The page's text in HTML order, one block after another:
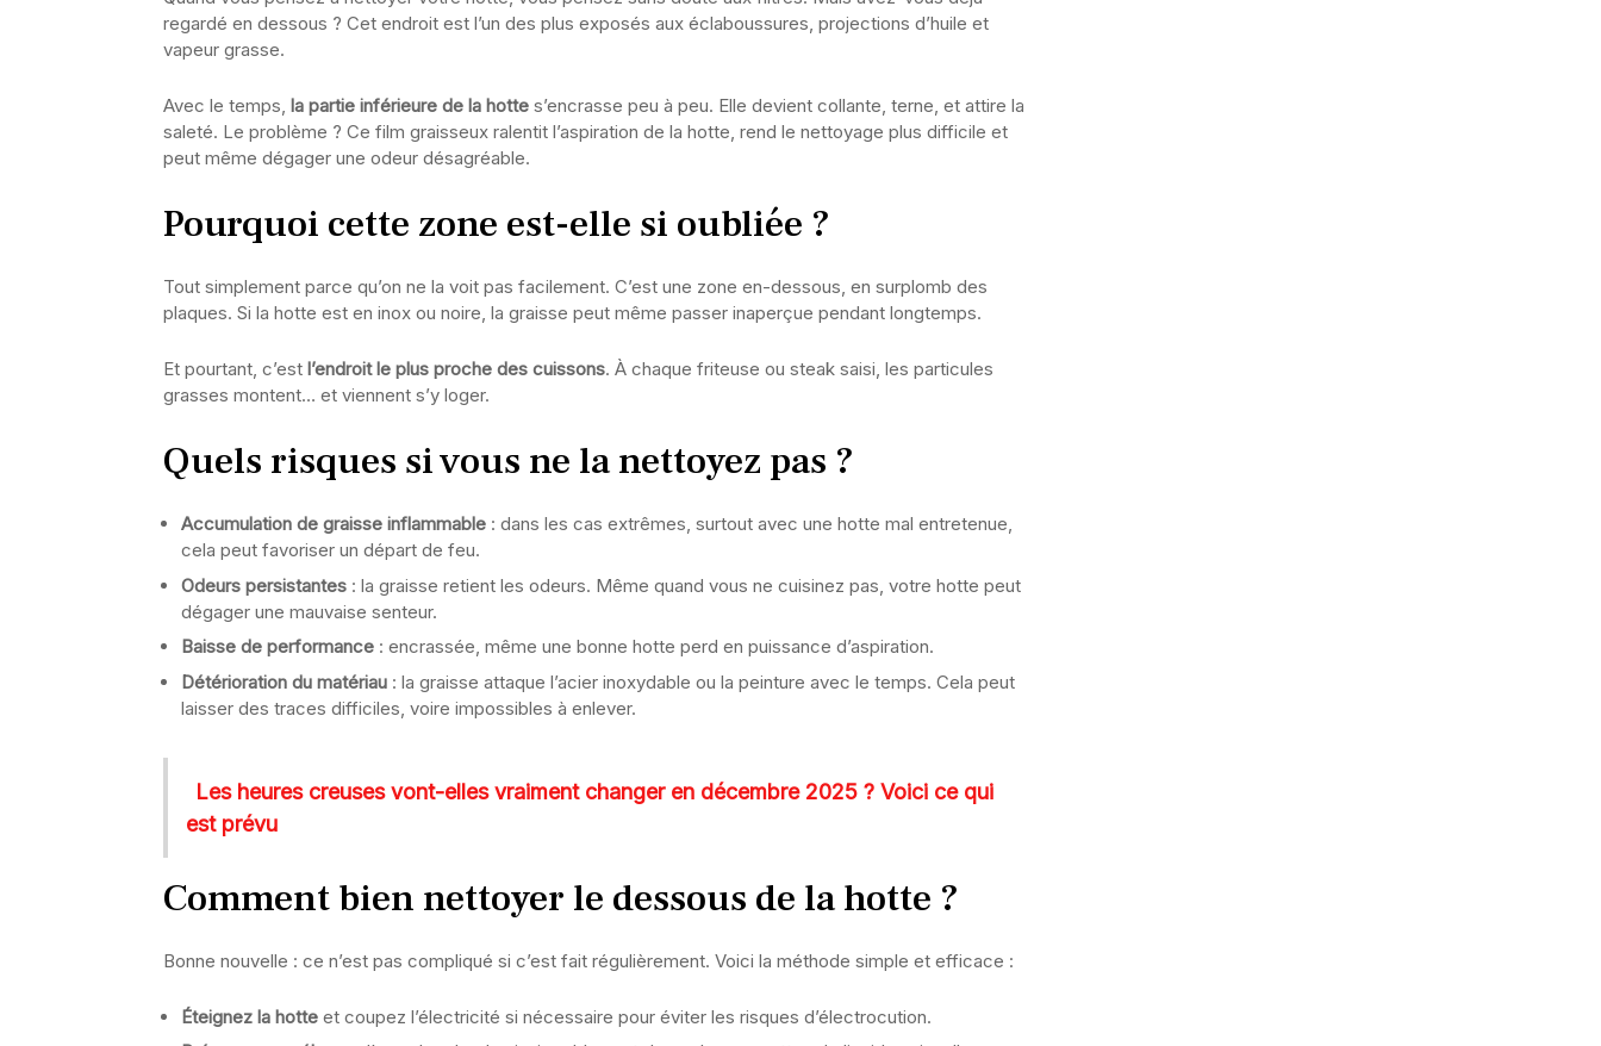
regardé en dessous ? Cet endroit est l’un des plus exposés aux éclaboussures, projections d’huile et
vapeur grasse.
Avec le temps, la partie inférieure de la hotte s’encrasse peu à peu. Elle devient collante, terne, et attire la
saleté. Le problème ? Ce film graisseux ralentit l’aspiration de la hotte, rend le nettoyage plus difficile et
peut même dégager une odeur désagréable.
Pourquoi cette zone est-elle si oubliée ?
Tout simplement parce qu’on ne la voit pas facilement. C’est une zone en-dessous, en surplomb des
plaques. Si la hotte est en inox ou noire, la graisse peut même passer inaperçue pendant longtemps.
Et pourtant, c’est l’endroit le plus proche des cuissons. À chaque friteuse ou steak saisi, les particules
grasses montent… et viennent s’y loger.
Quels risques si vous ne la nettoyez pas ?
Accumulation de graisse inflammable : dans les cas extrêmes, surtout avec une hotte mal entretenue,
cela peut favoriser un départ de feu.
Odeurs persistantes : la graisse retient les odeurs. Même quand vous ne cuisinez pas, votre hotte peut
dégager une mauvaise senteur.
Baisse de performance : encrassée, même une bonne hotte perd en puissance d’aspiration.
Détérioration du matériau : la graisse attaque l’acier inoxydable ou la peinture avec le temps. Cela peut
laisser des traces difficiles, voire impossibles à enlever.
Les heures creuses vont-elles vraiment changer en décembre 2025 ? Voici ce qui
est prévu
Comment bien nettoyer le dessous de la hotte ?
Bonne nouvelle : ce n’est pas compliqué si c’est fait régulièrement. Voici la méthode simple et efficace :
Éteignez la hotte et coupez l’électricité si nécessaire pour éviter les risques d’électrocution.